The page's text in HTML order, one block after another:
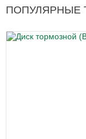
ПОПУЛЯРНЫЕ